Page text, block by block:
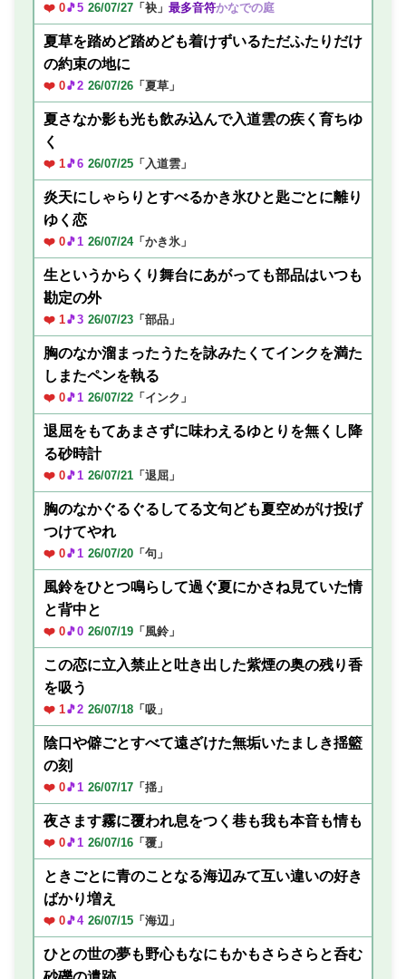
❤️ 0🎵5 26/07/27 「袂」 最多音符かなでの庭
夏草を踏めど踏めども着けずいるただふたりだけ
の約束の地に
❤️ 0🎵2 26/07/26 「夏草」
夏さなか影も光も飲み込んで入道雲の疾く育ちゆ
く
❤️ 1🎵6 26/07/25 「入道雲」
炎天にしゃらりとすべるかき氷ひと匙ごとに離り
ゆく恋
❤️ 0🎵1 26/07/24「かき氷」
生というからくり舞台にあがっても部品はいつも
勘定の外
❤️ 1🎵3 26/07/23 「部品」
胸のなか溜まったうたを詠みたくてインクを満た
しまたペンを執る
❤️ 0🎵1 26/07/22 「インク」
退屈をもてあまさずに味わえるゆとりを無くし降
る砂時計
❤️ 0🎵1 26/07/21 「退屈」
胸のなかぐるぐるしてる文句ども夏空めがけ投げ
つけてやれ
❤️ 0🎵1 26/07/20 「句」
風鈴をひとつ鳴らして過ぐ夏にかさね見ていた情
と背中と
❤️ 0🎵0 26/07/19 「風鈴」
この恋に立入禁止と吐き出した紫煙の奥の残り香
を吸う
❤️ 1🎵2 26/07/18 「吸」
陰口や僻ごとすべて遠ざけた無垢いたましき揺籃
の刻
❤️ 0🎵1 26/07/17 「揺」
夜さます霧に覆われ息をつく巷も我も本音も情も
❤️ 0🎵1 26/07/16 「覆」
ときごとに青のことなる海辺みて互い違いの好き
ばかり増え
❤️ 0🎵4 26/07/15 「海辺」
ひとの世の夢も野心もなにもかもさらさらと呑む